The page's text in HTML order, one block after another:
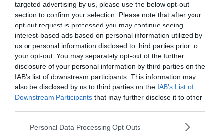
targeted advertising by us, please use the below opt-out
section to confirm your selection. Please note that after your
opt-out request is processed you may continue seeing
interest-based ads based on personal information utilized by
us or personal information disclosed to third parties prior to
your opt-out. You may separately opt-out of the further
disclosure of your personal information by third parties on the
IAB’s list of downstream participants. This information may
also be disclosed by us to third parties on the IAB’s List of
Downstream Participants that may further disclose it to other
Personal Data Processing Opt Outs
SPETTACOLO
Barbara Bouchet alle Giornate della Luce:
“Devo ringraziare Quentin Tarantino”